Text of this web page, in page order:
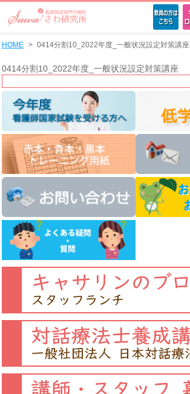
HOME 0414分割10_2022年度_一般状況設定対策講座
0414分割10_2022年度_一般状況設定対策講座